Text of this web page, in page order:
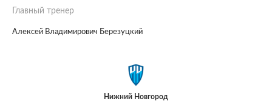
Главный тренер
Алексей Владимирович Березуцкий
Нижний Новгород